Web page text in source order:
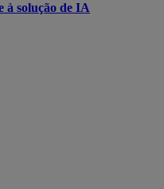
à solução de IA